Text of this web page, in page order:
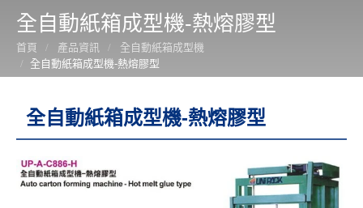
全自動紙箱成型機-熱熔膠型
首頁 產品資訊
全自動紙箱成型機
全自動紙箱成型機-熱熔膠型
全自動紙箱成型機-熱熔膠型